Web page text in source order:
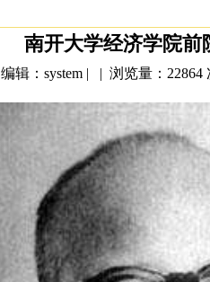
南开大学经济学院前
编辑：system | | 浏览量：22864